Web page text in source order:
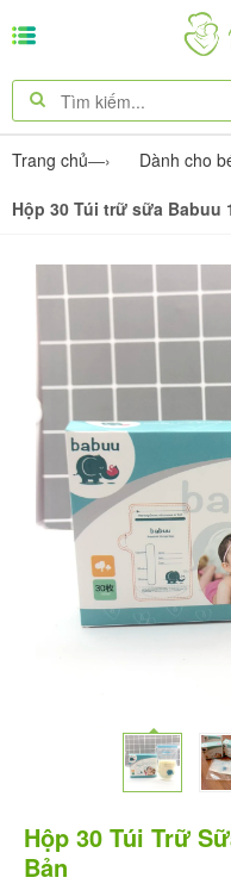
Trang chủ—› Dành cho
Hộp 30 Túi trữ sữa Babuu
Hộp 30 Túi Trữ
Bản